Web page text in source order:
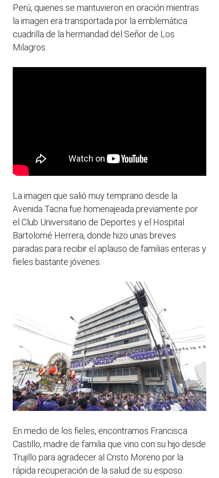
Perú, quienes se mantuvieron en oración mientras
la imagen era transportada por la emblemática
cuadrilla de la hermandad del Señor de Los
Milagros.
La imagen que salió muy temprano desde la
Avenida Tacna fue homenajeada previamente por
el Club Universitario de Deportes y el Hospital
Bartolomé Herrera, donde hizo unas breves
paradas para recibir el aplauso de familias enteras y
fieles bastante jóvenes.
En medio de los fieles, encontramos Francisca
Castillo, madre de familia que vino con su hijo desde
Trujillo para agradecer al Cristo Moreno por la
rápida recuperación de la salud de su esposo.